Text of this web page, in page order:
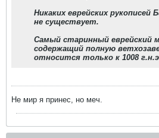
Никаких еврейских рукописей
не существует.
Самый старинный еврейский
содержащий полную
относится только к 1008 г.н.э
Не мир я принес, но меч.